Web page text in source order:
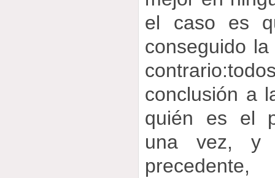
el caso es
conseguido
conclusión a
quién es el
una vez, y